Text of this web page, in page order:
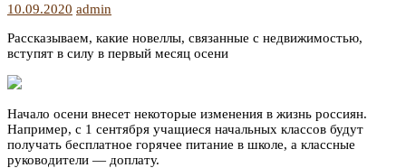
10.09.2020 admin
Рассказываем, какие новеллы, связанные с недвижимостью,
вступят в силу в первый месяц осени
Начало осени внесет некоторые изменения в жизнь россиян.
Например, с 1 сентября учащиеся начальных классов будут
получать бесплатное горячее питание в школе, а классные
руководители — доплату.